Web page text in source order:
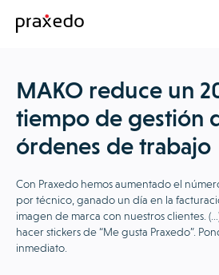
MAKO reduce un
tiempo de gestión
órdenes de trabajo
Con Praxedo hemos aumentado el
por técnico, ganado un día en la
imagen de marca con nuestros clientes.
hacer stickers de “Me gusta Praxedo”.
inmediato.